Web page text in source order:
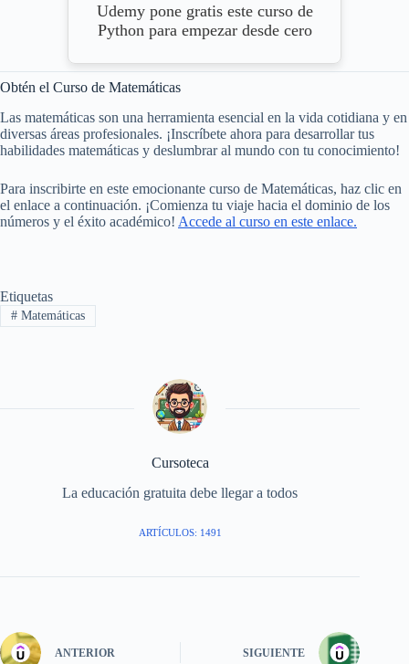
Udemy pone gratis este curso de
Python para empezar desde cero
Obtén el Curso de Matemáticas
Las matemáticas son una herramienta esencial en la vida cotidiana y en
diversas áreas profesionales. ¡Inscríbete ahora para desarrollar tus
habilidades matemáticas y deslumbrar al mundo con tu conocimiento!
Para inscribirte en este emocionante curso de Matemáticas, haz clic en
el enlace a continuación. ¡Comienza tu viaje hacia el dominio de los
números y el éxito académico! Accede al curso en este enlace.
Etiquetas
#Matemáticas
Cursoteca
La educación gratuita debe llegar a todos
ARTÍCULOS: 1491
ANTERIOR SIGUIENTE